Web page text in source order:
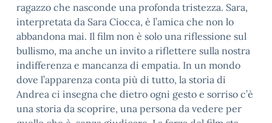
ragazzo che nasconde una profonda tristezza. Sara,
interpretata da Sara Ciocca, è l’amica che non lo
abbandona mai. Il film non è solo una riflessione sul
bullismo, ma anche un invito a riflettere sulla nostra
indifferenza e mancanza di empatia. In un mondo
dove l’apparenza conta più di tutto, la storia di
Andrea ci insegna che dietro ogni gesto e sorriso c’è
una storia da scoprire, una persona da vedere per